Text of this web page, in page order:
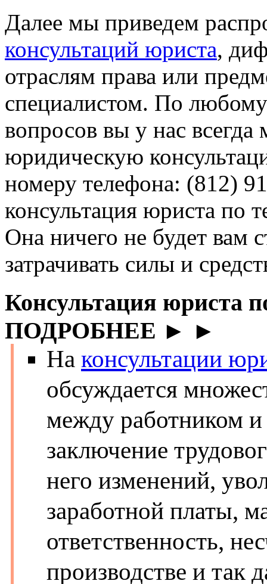
Далее мы приведем
консультаций юриста,
отраслям права или
специалистом. По
вопросов вы у нас
юридическую
номеру телефона: (812)
консультация юриста по
Она ничего не будет вам
затрачивать силы и
Консультация юриста
ПОДРОБНЕЕ ► ►
На консультации
обсуждается
между работником и
заключение
него изменений,
заработной платы,
ответственность,
производстве и так